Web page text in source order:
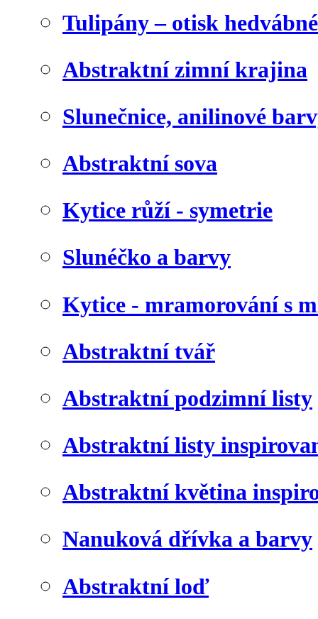
Tulipány – otisk
Abstraktní zimní krajina
Slunečnice, anilinové
Abstraktní sova
Kytice růží - symetrie
Slunéčko a barvy
Kytice - mramorování s
Abstraktní tvář
Abstraktní podzimní listy
Abstraktní listy
Abstraktní květina
Nanuková dřívka a barvy
Abstraktní loď